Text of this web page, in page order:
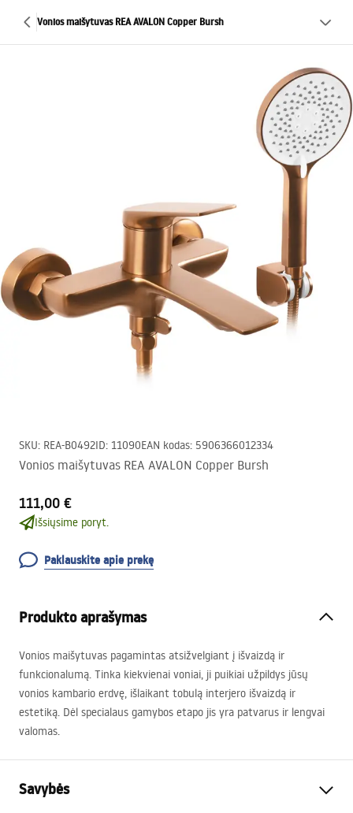
Vonios maišytuvas REA AVALON Copper Bursh
SKU: REA-B0492ID: 11090EAN kodas: 5906366012334
Vonios maišytuvas REA AVALON Copper Bursh
111,00 €
Išsiųsime poryt.
Paklauskite apie prekę
Produkto aprašymas
Vonios maišytuvas pagamintas atsižvelgiant į išvaizdą ir
funkcionalumą. Tinka kiekvienai voniai, ji puikiai užpildys jūsų
vonios kambario erdvę, išlaikant tobulą interjero išvaizdą ir
estetiką. Dėl specialaus gamybos etapo jis yra patvarus ir lengvai
valomas.
Savybės